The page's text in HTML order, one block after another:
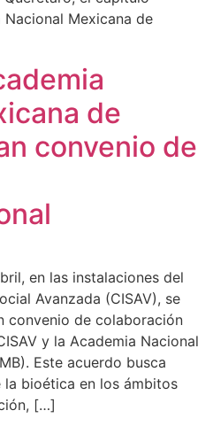
Mexicana de
de
convenio de
en las instalaciones del
Avanzada (CISAV), se
convenio de colaboración
y la Academia Nacional
Este acuerdo busca
bioética en los ámbitos
[…]